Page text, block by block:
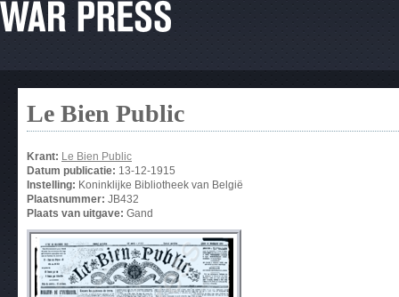
Le Bien Public
Krant: Le Bien Public
Datum publicatie: 13-12-1915
Instelling: Koninklijke Bibliotheek van België
Plaatsnummer: JB432
Plaats van uitgave: Gand